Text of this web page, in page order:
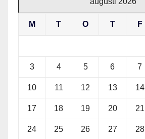
M T O T F
3 4 5 6 7
10 11 12 13 14
17 18 19 20 21
24 25 26 27 28